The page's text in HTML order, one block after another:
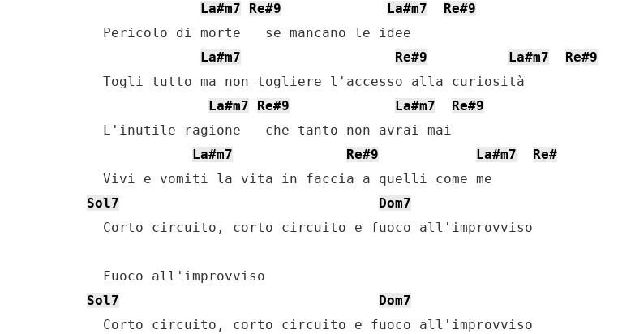
La#m7 Re#9 La#m7
Re#9
    Pericolo di morte   se mancano le idee
La#m7
Re#9 La#m7
Re#9
    Togli tutto ma non togliere l'accesso alla curiosità
La#m7
Re#9 La#m7
Re#9
    L'inutile ragione   che tanto non avrai mai
La#m7
Re#9 La#m7
Re#
    Vivi e vomiti la vita in faccia a quelli come me
Sol7
Dom7
    Corto circuito, corto circuito e fuoco all'improvviso
    Fuoco all'improvviso
Sol7
Dom7
    Corto circuito, corto circuito e fuoco all'improvviso